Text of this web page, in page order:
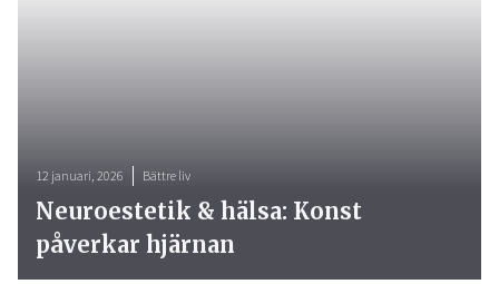
12 januari, 2026 Bättre liv
Neuroestetik & hälsa: Konst
påverkar hjärnan